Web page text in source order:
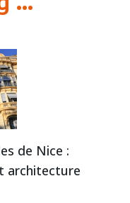
de Nice :
architecture